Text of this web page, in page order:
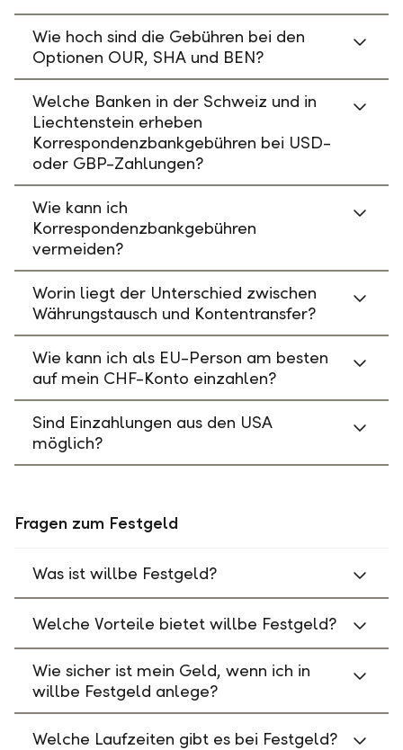
Wie hoch sind die Gebühren bei den
Optionen OUR, SHA und BEN?
Welche Banken in der Schweiz und in
Liechtenstein erheben
Korrespondenzbankgebühren bei USD-
oder GBP-Zahlungen?
Wie kann ich
Korrespondenzbankgebühren
vermeiden?
Worin liegt der Unterschied zwischen
Währungstausch und Kontentransfer?
Wie kann ich als EU-Person am besten
auf mein CHF-Konto einzahlen?
Sind Einzahlungen aus den USA
möglich?
Fragen zum Festgeld
Was ist willbe Festgeld?
Welche Vorteile bietet willbe Festgeld?
Wie sicher ist mein Geld, wenn ich in
willbe Festgeld anlege?
Welche Laufzeiten gibt es bei Festgeld?